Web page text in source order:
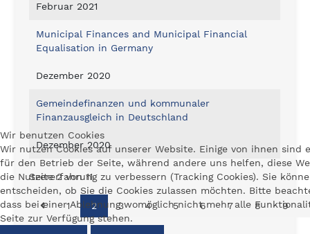
Februar 2021
Municipal Finances and Municipal Financial
Equalisation in Germany
Dezember 2020
Gemeindefinanzen und kommunaler
Finanzausgleich in Deutschland
Dezember 2020
Seite 2 von 11
1 2 3 4 5 6 7 8 9
Wir benutzen Cookies
Wir nutzen Cookies auf unserer Website. Einige von ihnen sind
für den Betrieb der Seite, während andere uns helfen, diese
die Nutzererfahrung zu verbessern (Tracking Cookies). Sie
entscheiden, ob Sie die Cookies zulassen möchten. Bitte
dass bei einer Ablehnung womöglich nicht mehr alle
Seite zur Verfügung stehen.